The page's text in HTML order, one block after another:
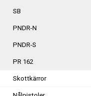
SB
PNDR-N
PNDR-S
PR 162
Skottkärror